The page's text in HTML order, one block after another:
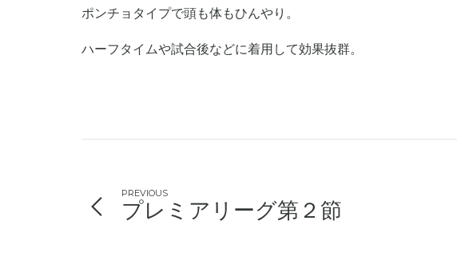
ポンチョタイプで頭も体もひんやり。
ハーフタイムや試合後などに着用して効果抜群。
PREVIOUS
プレミアリーグ第２節